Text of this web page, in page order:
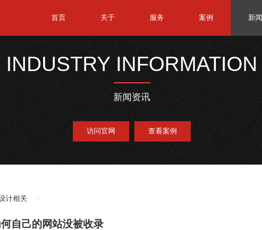
首页 关于 服务 案例 新闻
INDUSTRY INFORMATION
新闻资讯
访问官网 查看案例
计相关
自己的网站没被收录